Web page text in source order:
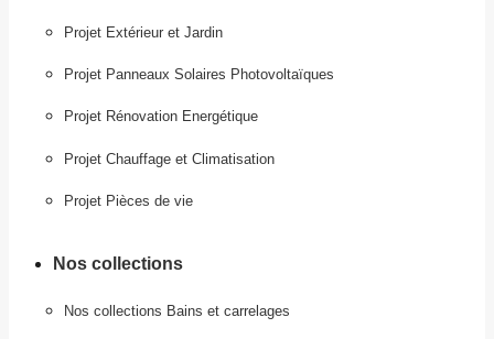
Projet Extérieur et Jardin
Projet Panneaux Solaires Photovoltaïques
Projet Rénovation Energétique
Projet Chauffage et Climatisation
Projet Pièces de vie
Nos collections
Nos collections Bains et carrelages